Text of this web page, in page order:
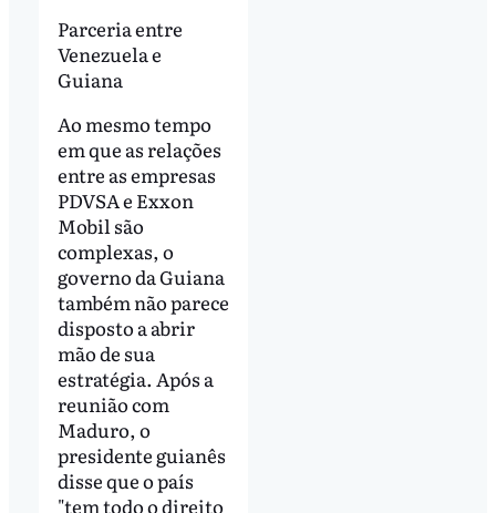
Parceria entre
Venezuela e
Guiana
Ao mesmo tempo
em que as relações
entre as empresas
PDVSA e Exxon
Mobil são
complexas, o
governo da Guiana
também não parece
disposto a abrir
mão de sua
estratégia. Após a
reunião com
Maduro, o
presidente guianês
disse que o país
"tem todo o direito